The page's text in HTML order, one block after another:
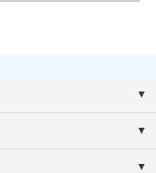
▼
▼
▼